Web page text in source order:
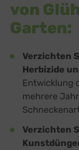
von
Garten:
Verzichten
Herbizide
Entwicklung
mehrere
Verzichten